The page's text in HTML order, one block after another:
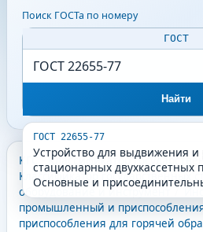
Поиск ГОСТа по номеру
ГОСТ
Найти
ГОСТ 22655-77
Устройство для выдвижения и
стационарных двухкассетных
Основные и
КГС - Классификатор
Классификатор государственных
оборудование и инструмент
промышленный и
приспособления для горячей